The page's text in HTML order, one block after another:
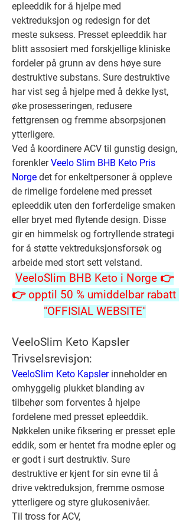
epleeddik for å hjelpe med
vektreduksjon og redesign for det
meste suksess. Presset epleeddik har
blitt assosiert med forskjellige kliniske
fordeler på grunn av dens høye sure
destruktive substans. Sure destruktive
har vist seg å hjelpe med å dekke lyst,
øke prosesseringen, redusere
fettgrensen og fremme absorpsjonen
ytterligere.
Ved å koordinere ACV til gunstig design,
forenkler Veelo Slim BHB Keto Pris
Norge det for enkeltpersoner å oppleve
de rimelige fordelene med presset
epleeddik uten den forferdelige smaken
eller bryet med flytende design. Disse
gir en himmelsk og fortryllende strategi
for å støtte vektreduksjonsforsøk og
arbeide med stort sett velstand.
VeeloSlim BHB Keto i Norge 👉
👉 opptil 50 % umiddelbar rabatt
"OFFISIAL WEBSITE"
VeeloSlim Keto Kapsler
Trivselsrevisjon:
VeeloSlim Keto Kapsler inneholder en
omhyggelig plukket blanding av
tilbehør som forventes å hjelpe
fordelene med presset epleeddik.
Nøkkelen unike fiksering er presset eple
eddik, som er hentet fra modne epler og
er godt i surt destruktiv. Sure
destruktive er kjent for sin evne til å
drive vektreduksjon, fremme osmose
ytterligere og styre glukosenivåer.
Til tross for ACV,